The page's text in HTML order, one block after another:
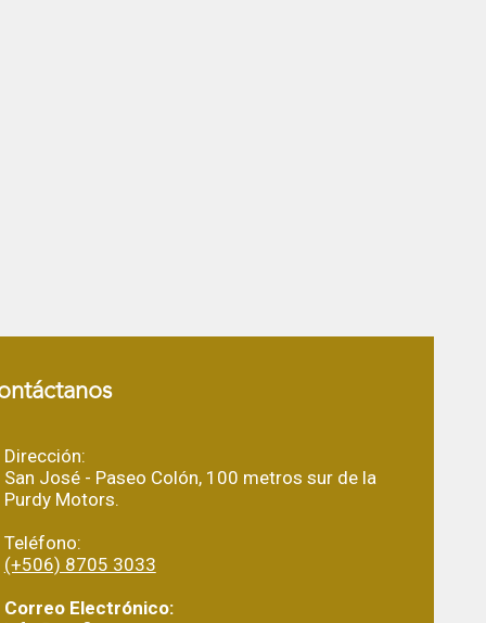
Dirección:
San José - Paseo Colón, 100 metros sur de la
Purdy Motors.
Teléfono:
(+506) 8705 3033
Correo Electrónico: